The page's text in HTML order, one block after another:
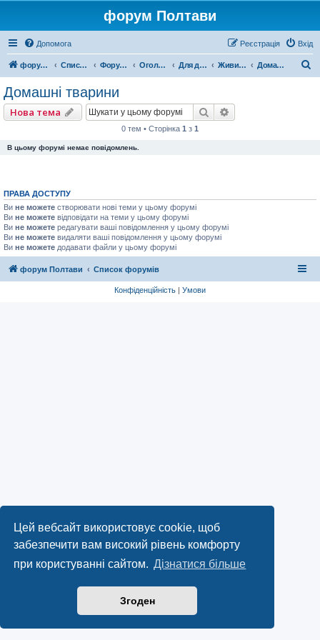
Цей вебсайт використовує cookie, щоб
забезпечити вам високий рівень комфорту
при користуванні сайтом. Дізнатися більше
Згоден
форум Полтави
Допомога Вхід
Реєстрація
форум Полтави Список форумів Форум міста Полтава Оголошення міста Полтава Для домашнього комфорту Живий куточок Домашні тварини
Домашні тварини
Нова тема Пошук
0 тем • Сторінка 1 з 1
В цьому форумі немає повідомлень.
ПРАВА ДОСТУПУ
Ви не можете створювати нові теми у цьому форумі
Ви не можете відповідати на теми у цьому форумі
Ви не можете редагувати ваші повідомлення у цьому форумі
Ви не можете видаляти ваші повідомлення у цьому форумі
Ви не можете додавати файли у цьому форумі
форум Полтави Список форумів
Конфіденційність | Умови